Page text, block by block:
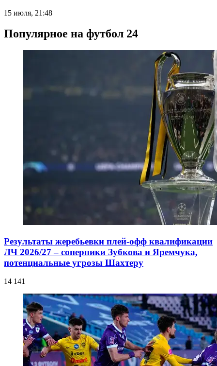
15 июля, 21:48
Популярное на футбол 24
Результаты жеребьевки плей-офф квалификации
ЛЧ 2026/27 – соперники Зубкова и Яремчука,
потенциальные угрозы Шахтеру
14 141